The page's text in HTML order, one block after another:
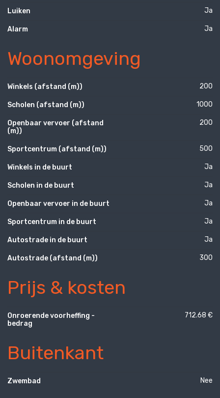
Luiken Ja
Alarm Ja
Woonomgeving
Winkels (afstand (m)) 200
Scholen (afstand (m)) 1000
Openbaar vervoer (afstand
(m))
200
Sportcentrum (afstand (m)) 500
Winkels in de buurt Ja
Scholen in de buurt Ja
Openbaar vervoer in de buurt Ja
Sportcentrum in de buurt Ja
Autostrade in de buurt Ja
Autostrade (afstand (m)) 300
Prijs & kosten
Onroerende voorheffing -
bedrag
712.68 €
Buitenkant
Zwembad Nee